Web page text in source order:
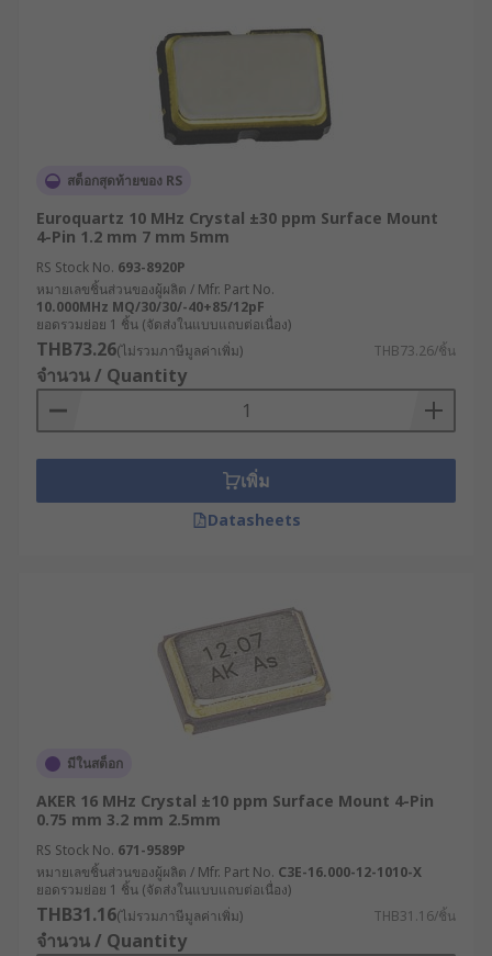
Crystals have two resonance modes, parallel and
series. Load capacitance is an important
specification when using parallel-resonant
oscillation mode. Oscillator circuits can tolerate
some degree of series resistance. Metal, ceramic
offer excellent environmental and heat
resistance. Applications of a crystal are found in
mobile phones, clock circuit for microprocessors,
GPS clocks, and ISM band radio frequency
communications.
สต็อกสุดท้ายของ RS
Euroquartz 10 MHz Crystal ±30 ppm Surface Mount
4-Pin 1.2 mm 7 mm 5mm
RS Stock No. 693-8920P
หมายเลขชิ้นส่วนของผู้ผลิต / Mfr. Part No.
10.000MHz MQ/30/30/-40+85/12pF
ยอดรวมย่อย 1 ชิ้น (จัดส่งในแบบแถบต่อเนื่อง)
THB73.26(ไม่รวมภาษีมูลค่าเพิ่ม) THB73.26/ชิ้น
จำนวน / Quantity
เพิ่ม
Datasheets
มีในสต็อก
AKER 16 MHz Crystal ±10 ppm Surface Mount 4-Pin
0.75 mm 3.2 mm 2.5mm
RS Stock No. 671-9589P
หมายเลขชิ้นส่วนของผู้ผลิต / Mfr. Part No. C3E-16.000-12-1010-X
ยอดรวมย่อย 1 ชิ้น (จัดส่งในแบบแถบต่อเนื่อง)
THB31.16(ไม่รวมภาษีมูลค่าเพิ่ม) THB31.16/ชิ้น
จำนวน / Quantity